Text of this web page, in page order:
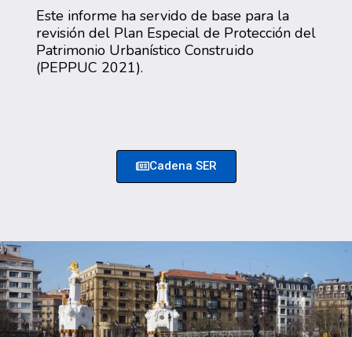
Este informe ha servido de base para la
revisión del Plan Especial de Protección del
Patrimonio Urbanístico Construido
(PEPPUC 2021).
Cadena SER